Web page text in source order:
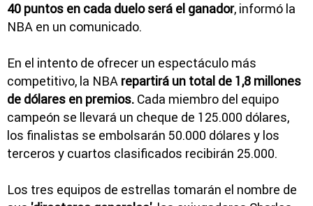
40 puntos en cada duelo será el ganador, informó la
NBA en un comunicado.
En el intento de ofrecer un espectáculo más
competitivo, la NBA repartirá un total de 1,8 millones
de dólares en premios. Cada miembro del equipo
campeón se llevará un cheque de 125.000 dólares,
los finalistas se embolsarán 50.000 dólares y los
terceros y cuartos clasificados recibirán 25.000.
Los tres equipos de estrellas tomarán el nombre de